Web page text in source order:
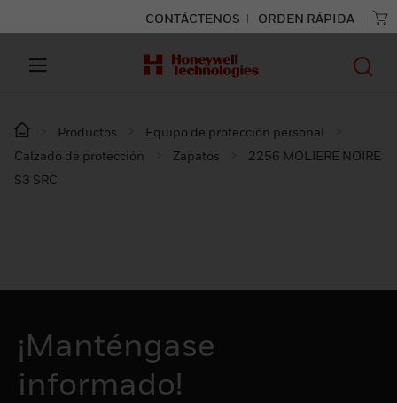
CONTÁCTENOS ORDEN RÁPIDA
Productos
Equipo de protección personal
Calzado de protección
Zapatos
2256 MOLIERE NOIRE
S3 SRC
¡Manténgase
informado!